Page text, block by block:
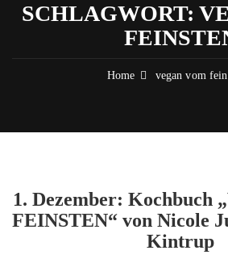
SCHLAGWORT:
Home vegan vom
1. Dezember: Kochbuch
FEINSTEN“ von Nicole
Kintrup